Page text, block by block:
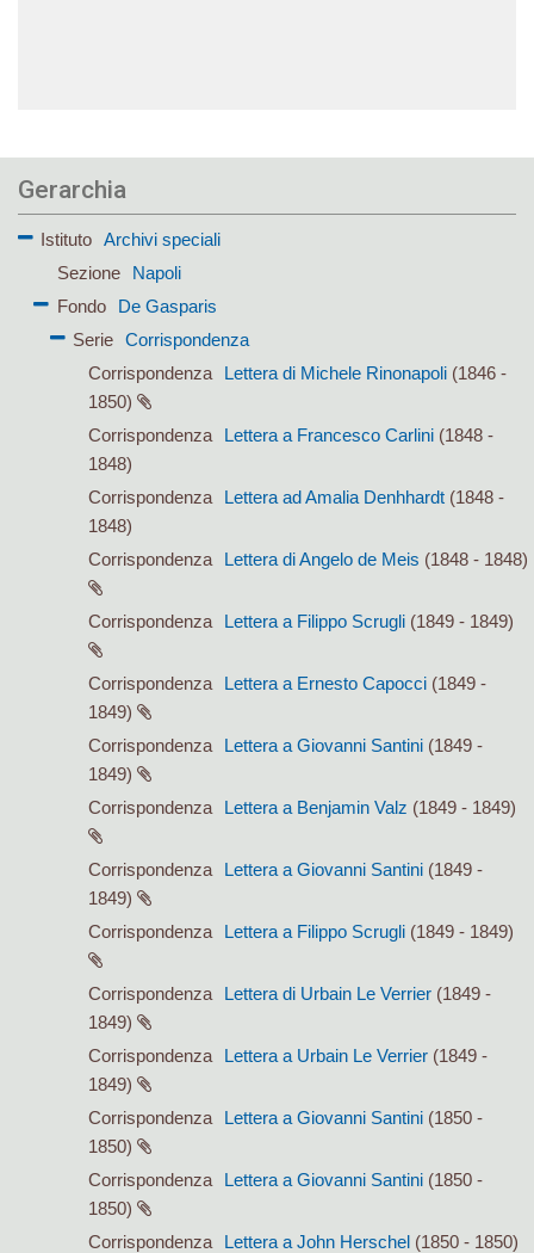
Gerarchia
Istituto
Archivi speciali
Sezione
Napoli
Fondo
De Gasparis
Serie Corrispondenza
Corrispondenza
Lettera di Michele Rinonapoli (1846 -
1850)
Corrispondenza
Lettera a Francesco Carlini (1848 -
1848)
Corrispondenza
Lettera ad Amalia Denhhardt (1848 -
1848)
Corrispondenza
Lettera di Angelo de Meis (1848 - 1848)
Corrispondenza Lettera a Filippo Scrugli (1849 - 1849)
Corrispondenza Lettera a Ernesto Capocci (1849 -
1849)
Corrispondenza
Lettera a Giovanni Santini (1849 -
1849)
Corrispondenza
Lettera a Benjamin Valz (1849 - 1849)
Corrispondenza Lettera a Giovanni Santini (1849 -
1849)
Corrispondenza
Lettera a Filippo Scrugli (1849 - 1849)
Corrispondenza Lettera di Urbain Le Verrier (1849 -
1849)
Corrispondenza
Lettera a Urbain Le Verrier (1849 -
1849)
Corrispondenza
Lettera a Giovanni Santini (1850 -
1850)
Corrispondenza
Lettera a Giovanni Santini (1850 -
1850)
Corrispondenza
Lettera a John Herschel (1850 - 1850)